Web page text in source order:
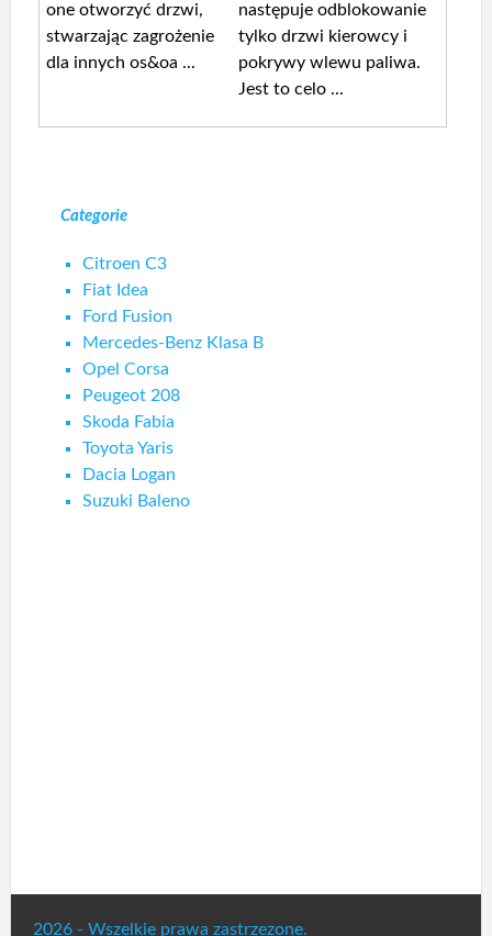
one otworzyć drzwi,
stwarzając zagrożenie
dla innych os&oa ...
następuje odblokowanie
tylko drzwi kierowcy i
pokrywy wlewu paliwa.
Jest to celo ...
Categorie
Citroen C3
Fiat Idea
Ford Fusion
Mercedes-Benz Klasa B
Opel Corsa
Peugeot 208
Skoda Fabia
Toyota Yaris
Dacia Logan
Suzuki Baleno
2026 - Wszelkie prawa zastrzezone.